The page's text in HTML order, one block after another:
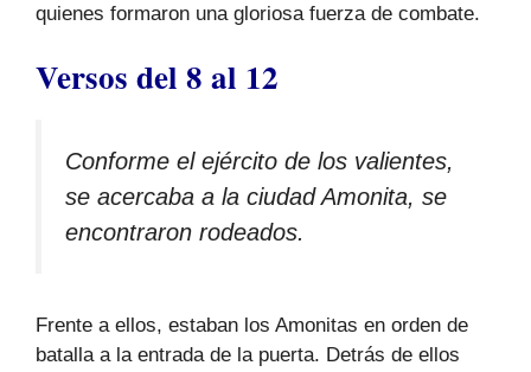
quienes formaron una gloriosa fuerza de combate.
Versos del 8 al 12
Conforme el ejército de los valientes,
se acercaba a la ciudad Amonita, se
encontraron rodeados.
Frente a ellos, estaban los Amonitas en orden de
batalla a la entrada de la puerta. Detrás de ellos